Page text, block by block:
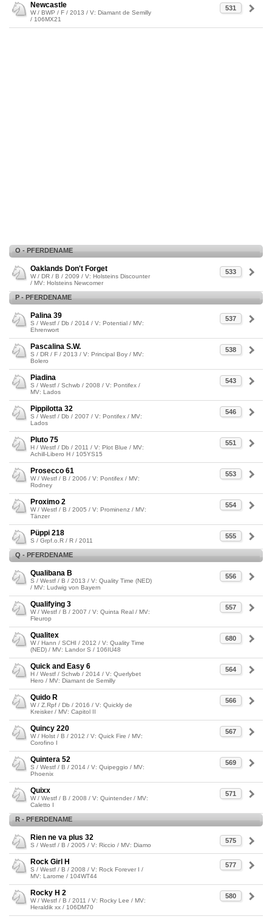
531
Newcastle
W / BWP / F / 2013 / V: Diamant de Semilly
/ 106MX21
O - PFERDENAME
533
Oaklands Don't Forget
W / DR / B / 2009 / V: Holsteins Discounter
/ MV: Holsteins Newcomer
P - PFERDENAME
537
Palina 39
S / Westf / Db / 2014 / V: Potential / MV:
Ehrenwort
538
Pascalina S.W.
S / DR / F / 2013 / V: Principal Boy / MV:
Bolero
543
Piadina
S / Westf / Schwb / 2008 / V: Pontifex /
MV: Lados
546
Pippilotta 32
S / Westf / Db / 2007 / V: Pontifex / MV:
Lados
551
Pluto 75
H / Westf / Db / 2011 / V: Plot Blue / MV:
Achill-Libero H / 105YS15
553
Prosecco 61
W / Westf / B / 2006 / V: Pontifex / MV:
Rodney
554
Proximo 2
W / Westf / B / 2005 / V: Prominenz / MV:
Tänzer
555
Püppi 218
S / Grpf.o.R / R / 2011
Q - PFERDENAME
556
Qualibana B
S / Westf / B / 2013 / V: Quality Time (NED)
/ MV: Ludwig von Bayern
557
Qualifying 3
W / Westf / B / 2007 / V: Quinta Real / MV:
Fleurop
680
Qualitex
W / Hann / SCHI / 2012 / V: Quality Time
(NED) / MV: Landor S / 106IU48
564
Quick and Easy 6
H / Westf / Schwb / 2014 / V: Querlybet
Hero / MV: Diamant de Semilly
566
Quido R
W / Z.Rpf / Db / 2016 / V: Quickly de
Kreisker / MV: Capitol II
567
Quincy 220
W / Holst / B / 2012 / V: Quick Fire / MV:
Corofino I
569
Quintera 52
S / Westf / B / 2014 / V: Quipeggio / MV:
Phoenix
571
Quixx
W / Westf / B / 2008 / V: Quintender / MV:
Caletto I
R - PFERDENAME
575
Rien ne va plus 32
S / Westf / B / 2005 / V: Riccio / MV: Diamo
577
Rock Girl H
S / Westf / B / 2008 / V: Rock Forever I /
MV: Larome / 104WT44
580
Rocky H 2
W / Westf / B / 2011 / V: Rocky Lee / MV:
Heraldik xx / 106DM70